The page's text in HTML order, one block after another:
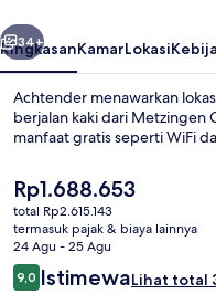
Berikutnya
34+
RingkasanKamarLokasi
Achtender menawarkan
berjalan kaki dari Metzingen
manfaat gratis seperti WiFi
Harga
saat
ini
Rp1.688.653
Rp1.688.653
total Rp2.615.143
termasuk pajak & biaya lainnya
24 Agu - 25 Agu
Ulasan
9,09,0 dari 10
IstimewaLihat total